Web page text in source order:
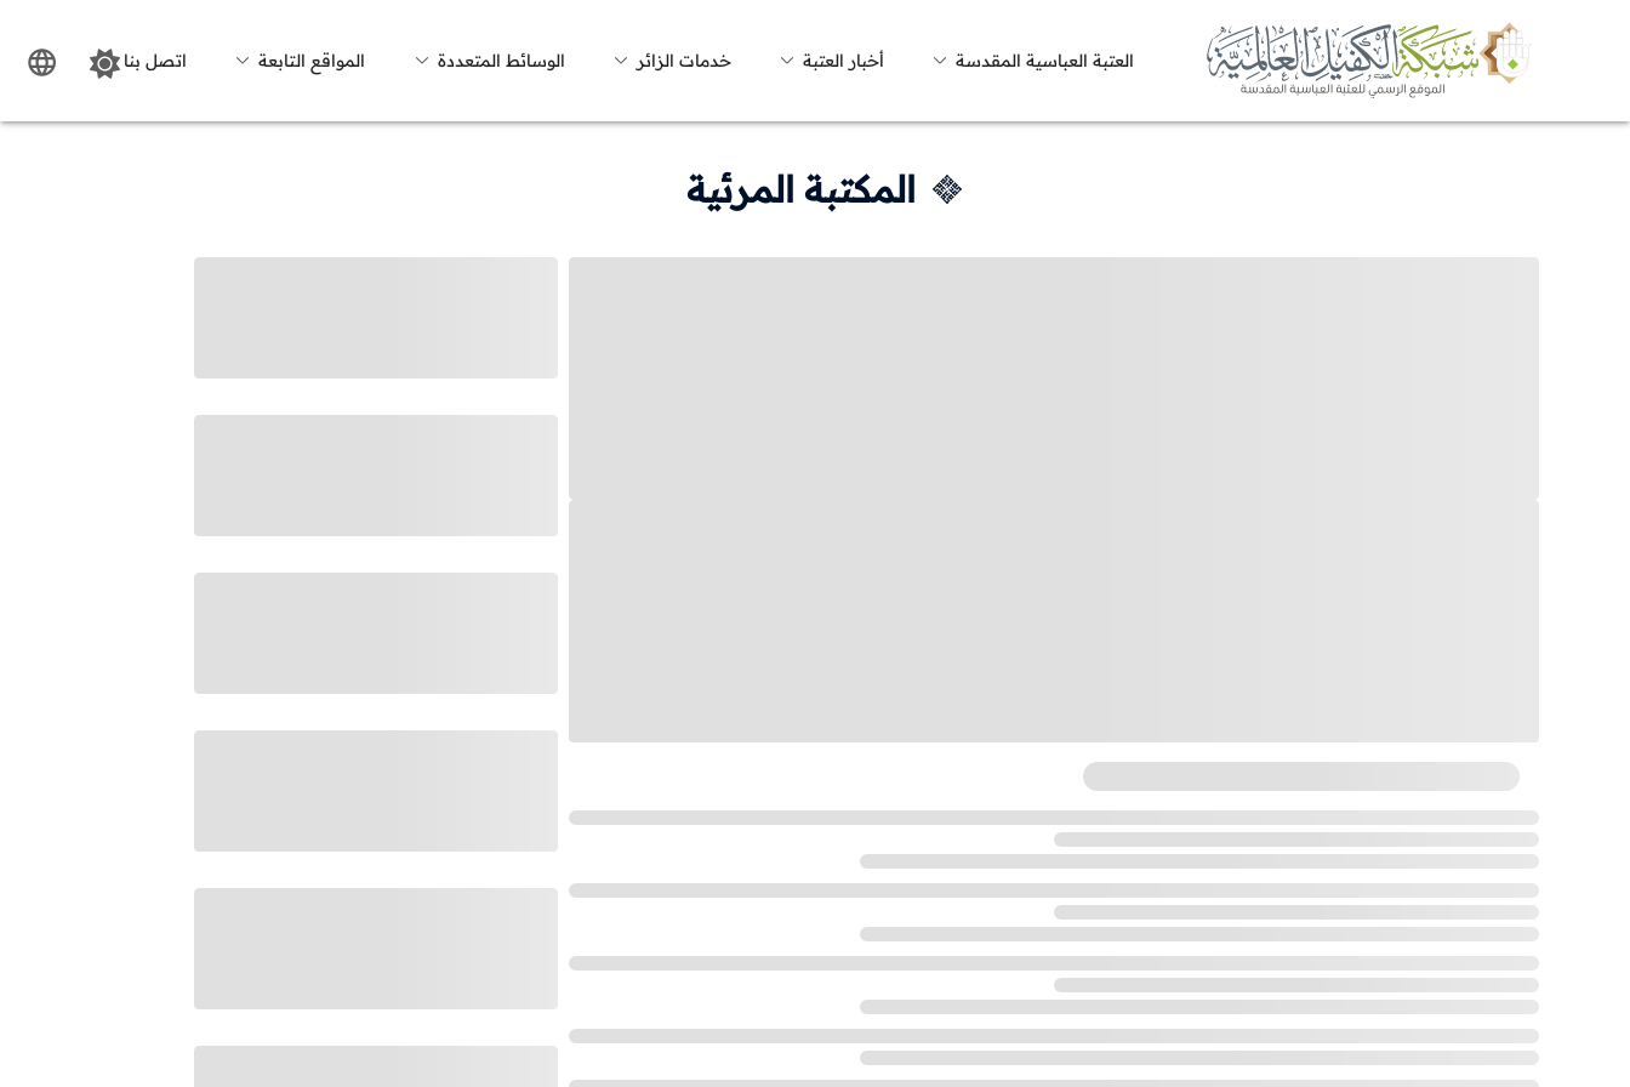
العتبة العباسية المقدسة أخبار العتبة خدمات الزائر الوسائط المتعددة المواقع التابعة اتصل بنا
المكتبة المرئية